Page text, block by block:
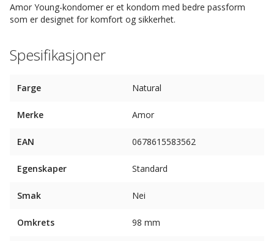
Amor Young-kondomer er et kondom med bedre passform
som er designet for komfort og sikkerhet.
Spesifikasjoner
Farge Natural
Merke Amor
EAN 0678615583562
Egenskaper Standard
Smak Nei
Omkrets 98 mm